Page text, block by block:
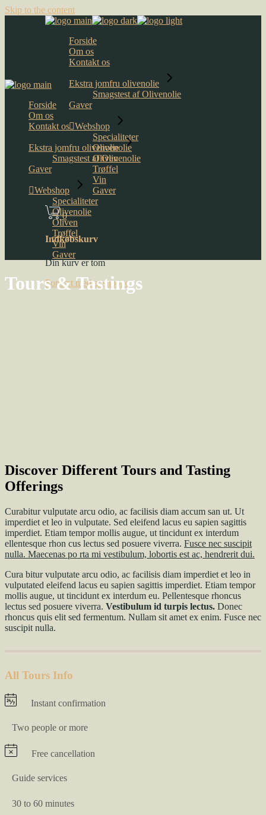
Skip to the content
Forside
Om os
Kontakt os
Ekstra jomfru olivenolie
Smagstest af Olivenolie
Gaver
Webshop
Specialiteter
Olivenolie
Oliven
Trøffel
Vin
Gaver
0
Indkøbskurv
Din kurv er tom
Fortsæt med at shoppe
Forside
Om os
Kontakt os
Ekstra jomfru olivenolie
Smagstest af Olivenolie
Gaver
Webshop
Specialiteter
Olivenolie
Oliven
Trøffel
Vin
Gaver
Tours & Tastings
Discover Different Tours and Tasting
Offerings
Curabitur vulputate arcu odio, ac facilisis diam accum san ut. Ut
imperdiet et leo in vulputate. Sed eleifend lacus eu sapien sagittis
imperdiet. Etiam tempor mollis augue, ut tincidunt ex interdum
ellentesque rhon cus lectus sed posuere viverra. Fusce nec suscipit
nulla. Maecenas po rta mi vestibulum, lobortis est ac, hendrerit dui.
Cura bitur vulputate arcu odio, ac facilisis diam imperdiet et leo in
vulputated eleifend lacus eu sapien sagittis imperdiet. Etiam tempor
mollis augue, ut tincidunt ex interdum eu. Pellentesque rhoncus
lectus sed posuere viverra. Vestibulum id turpis lectus. Donec
rhoncus quis elit sed fermentum. Nullam sit amet ex enim. Fusce nec
suscipit nulla.
All Tours Info
Instant confirmation
Two people or more
Free cancellation
Guide services
30 to 60 minutes